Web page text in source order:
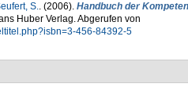
S.. (2006). Handbuch der
Huber Verlag. Abgerufen von
456-84392-5